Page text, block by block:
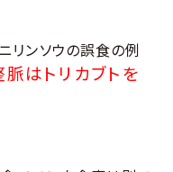
リンソウの誤食の例
はトリカブトを